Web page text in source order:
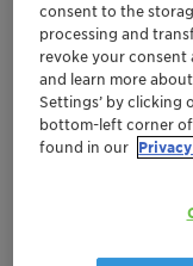
aus dem
Schlackenbildung
werden stark
kollodiale Partikel
Anteil an
unsere
Beimischung von
consent to the
processing and
revoke your consent
and learn more
Settings’ by clicking
bottom-left corner
found in our